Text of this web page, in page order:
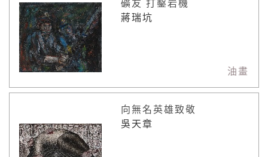
礦友 打鑿岩機
蔣瑞坑
油畫
向無名英雄致敬
吳天章